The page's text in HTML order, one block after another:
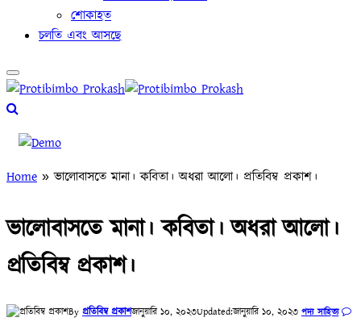
শোকাহত
চলতি এবং আসছে
Home »ভালোবাসতে মানা। কবিতা। অধরা আলো। প্রতিবিম্ব প্রকাশ।
ভালোবাসতে মানা। কবিতা। অধরা আলো।
প্রতিবিম্ব প্রকাশ।
By প্রতিবিম্ব প্রকাশজানুয়ারি ১০, ২০২৩Updated:জানুয়ারি ১০, ২০২৩ পদ্য সাহিত্য